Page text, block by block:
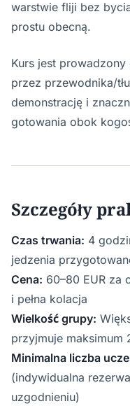
warstwie fliji bez
prostu obecną.
Kurs jest
przez przewodnika/
demonstrację i
gotowania obok
Szczegóły
Czas trwania: 4
jedzenia
Cena: 60–80 EUR za
i pełna kolacja
Wielkość grupy:
przyjmuje maksimum
Minimalna liczba
(indywidualna
uzgodnieniu)